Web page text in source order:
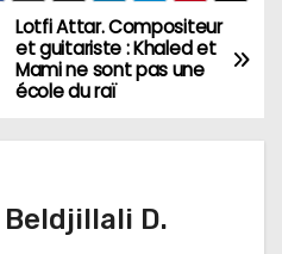
Lotfi Attar. Compositeur
et guitariste : Khaled et
Mami ne sont pas une
école du raï
Beldjillali D.